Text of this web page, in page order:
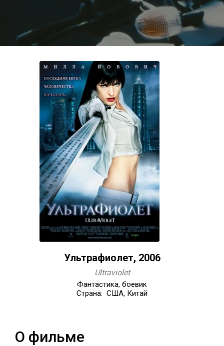
Ультрафиолет, 2006
Ultraviolet
Фантастика, боевик
Страна: США, Китай
О фильме